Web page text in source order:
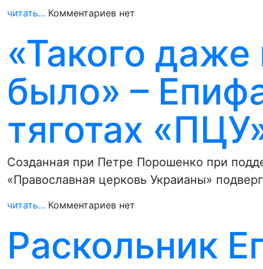
читать... Комментариев нет
«Такого
было» –
тяготах
Созданная при Петре Порошенко при
«Православная церковь Украианы»
читать... Комментариев нет
Раскольник